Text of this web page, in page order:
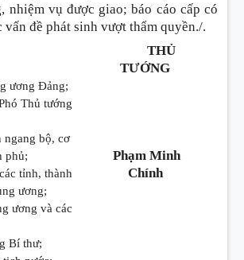
nhiệm vụ được giao; báo cáo cấp có
vấn đề phát sinh vượt thẩm quyền./.
ương Đảng;
Thủ tướng
ngang bộ, cơ
phủ;
tỉnh, thành
ương;
ương và các
Bí thư;
THỦ
TƯỚNG
Phạm Minh
Chính